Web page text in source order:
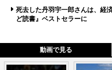
死去した丹羽宇一郎さんは、経
ど読書』ベストセラーに
動画で見る